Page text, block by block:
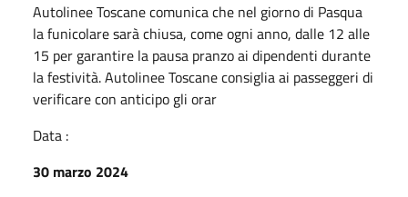
Autolinee Toscane comunica che nel giorno di Pasqua
la funicolare sarà chiusa, come ogni anno, dalle 12 alle
15 per garantire la pausa pranzo ai dipendenti durante
la festività. Autolinee Toscane consiglia ai passeggeri di
verificare con anticipo gli orar
Data :
30 marzo 2024